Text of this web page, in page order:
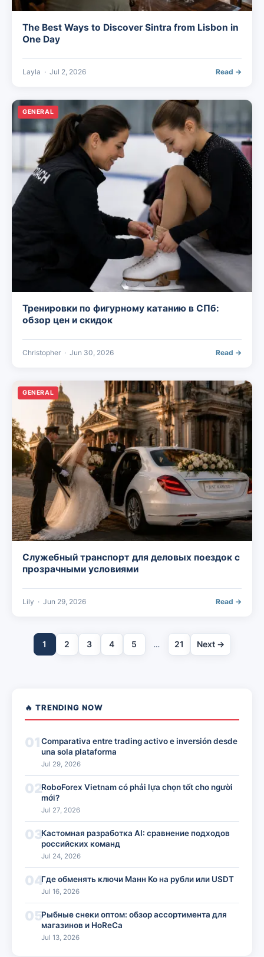
The Best Ways to Discover Sintra from Lisbon in
One Day
Layla · Jul 2, 2026 Read →
GENERAL
Тренировки по фигурному катанию в СПб:
обзор цен и скидок
Christopher · Jun 30, 2026 Read →
GENERAL
Служебный транспорт для деловых поездок с
прозрачными условиями
Lily · Jun 29, 2026 Read →
1 2 3 4 5 … 21 Next →
🔥 TRENDING NOW
01Comparativa entre trading activo e inversión desde
una sola plataforma
Jul 29, 2026
02RoboForex Vietnam có phải lựa chọn tốt cho người
mới?
Jul 27, 2026
03Кастомная разработка AI: сравнение подходов
российских команд
Jul 24, 2026
04Где обменять ключи Манн Ко на рубли или USDT
Jul 16, 2026
05Рыбные снеки оптом: обзор ассортимента для
магазинов и HoReCa
Jul 13, 2026